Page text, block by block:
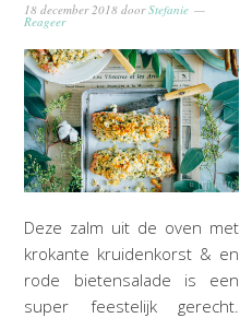
18 december 2018 doorStefanie
Reageer
Deze zalm uit de oven met
krokante kruidenkorst & en
rode bietensalade is een
super feestelijk gerecht.